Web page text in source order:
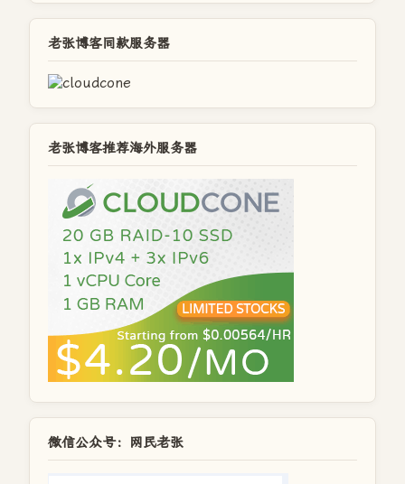
老张博客同款服务器
老张博客推荐海外服务器
微信公众号：网民老张